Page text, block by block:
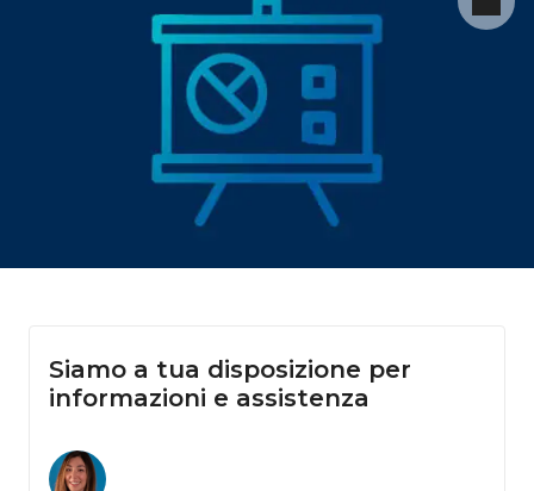
Siamo a tua disposizione per
informazioni e assistenza